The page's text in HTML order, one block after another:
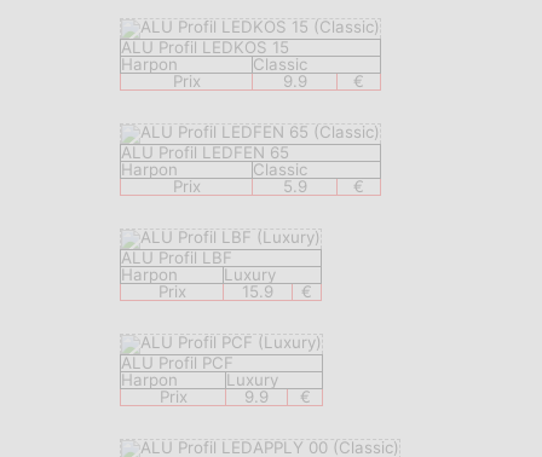
ALU Profil LEDKOS 15
Harpon
Classic
Prix
9.9 €
ALU Profil LEDFEN 65
Harpon
Classic
Prix
5.9 €
ALU Profil LBF
Harpon
Luxury
Prix
15.9 €
ALU Profil PCF
Harpon
Luxury
Prix
9.9 €